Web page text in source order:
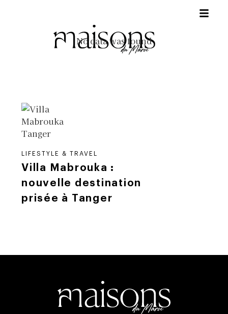
No data was found
LIFESTYLE & TRAVEL
Villa Mabrouka :
nouvelle destination
prisée à Tanger